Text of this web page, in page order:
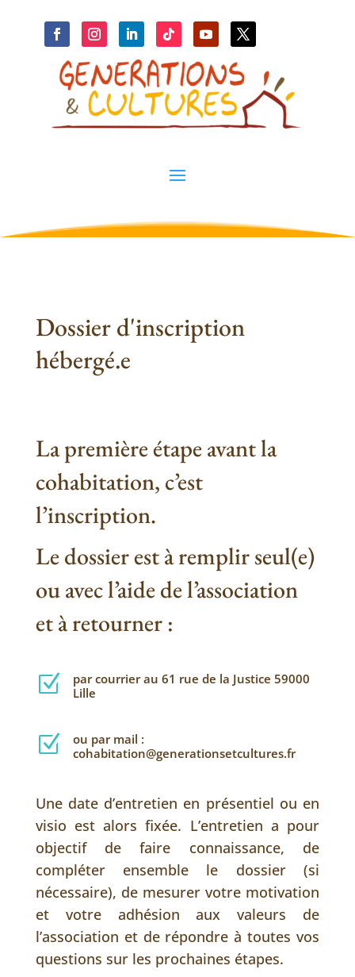
Dossier d'inscription
hébergé.e
La première étape avant la
cohabitation, c’est
l’inscription.
Le dossier est à remplir seul(e)
ou avec l’aide de l’association
et à retourner :
Z
par courrier au 61 rue de la Justice 59000
Lille
Z
ou par mail :
cohabitation@generationsetcultures.fr
Une date d’entretien en présentiel ou en
visio est alors fixée. L’entretien a pour
objectif de faire connaissance, de
compléter ensemble le dossier (si
nécessaire), de mesurer votre motivation
et votre adhésion aux valeurs de
l’association et de répondre à toutes vos
questions sur les prochaines étapes.